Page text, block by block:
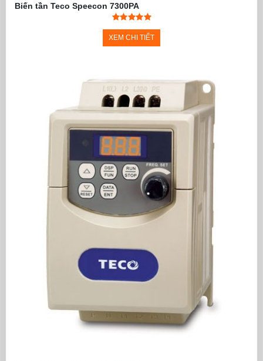
Biến tần Teco Speecon 7300PA
XEM CHI TIẾT